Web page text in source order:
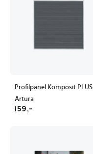
Profilpanel Komposit PLUS
Artura
159,-